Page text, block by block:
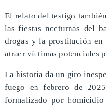
El relato del testigo
las fiestas nocturnas del
drogas y la prostitución en
atraer víctimas potenciales
La historia da un giro
fuego en febrero de
formalizado por